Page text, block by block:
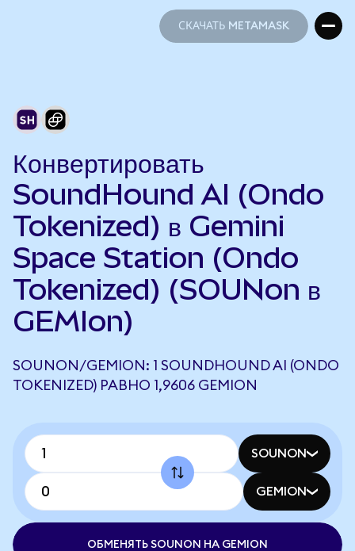
СКАЧАТЬ METAMASK
Конвертировать
SoundHound AI (Ondo
Tokenized) в Gemini
Space Station (Ondo
Tokenized) (SOUNon в
GEMIon)
SOUNON/GEMION: 1 SOUNDHOUND AI (ONDO
TOKENIZED) РАВНО 1,9606 GEMION
SOUNON
GEMION
ОБМЕНЯТЬ SOUNON НА GEMION